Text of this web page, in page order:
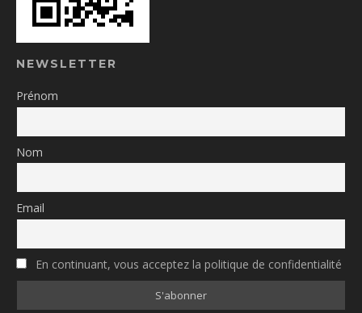
NEWSLETTER
Prénom
Nom
Email
En continuant, vous acceptez la politique de confidentialité